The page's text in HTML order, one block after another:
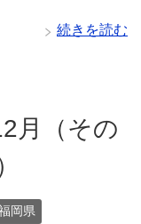
続きを読む
月（その
岡県